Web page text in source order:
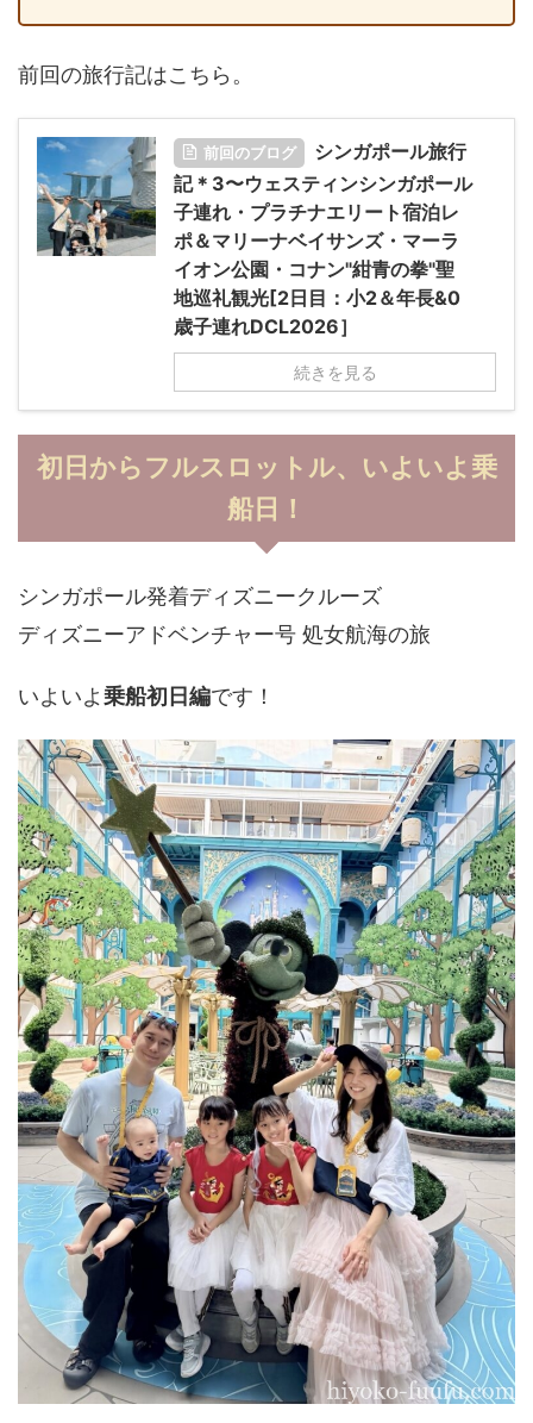
前回の旅行記はこちら。
前回のブログ
シンガポール旅行
記＊3〜ウェスティンシンガポール
子連れ・プラチナエリート宿泊レ
ポ＆マリーナベイサンズ・マーラ
イオン公園・コナン"紺青の拳"聖
地巡礼観光[2日目：小2＆年長&0
歳子連れDCL2026］
続きを見る
初日からフルスロットル、いよいよ乗
船日！
シンガポール発着ディズニークルーズ
ディズニーアドベンチャー号 処女航海の旅
いよいよ乗船初日編です！